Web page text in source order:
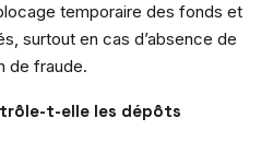
temporaire des fonds et
surtout en cas d’absence de
de fraude.
t-elle les dépôts